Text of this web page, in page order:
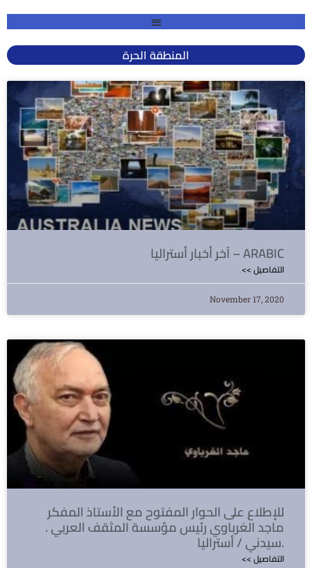
المنطقة الحرة
آخر أخبار أستراليا – ARABIC
<< التفاصيل
November 17, 2020
للإطلاع على الحوار المفتوح مع الأستاذ المفكر
ماجد الغرباوي رئيس مؤسسة المثقف العربي .
سيدني / أستراليا.
<< التفاصيل